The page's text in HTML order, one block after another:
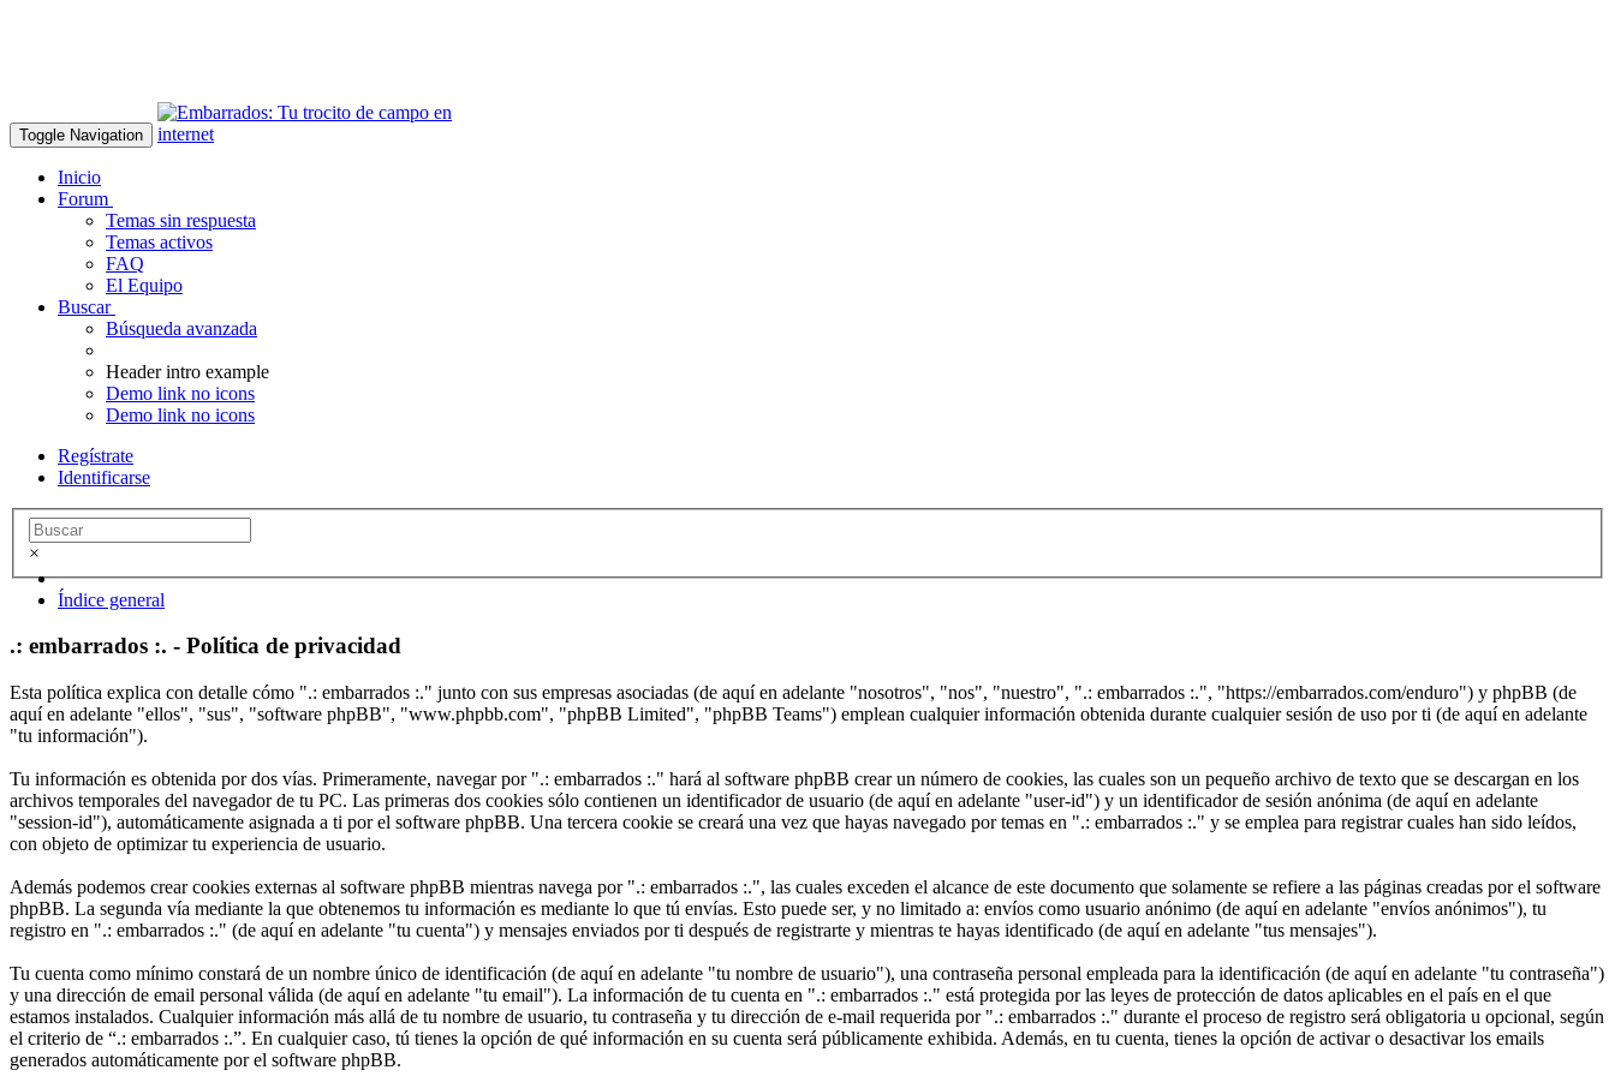
Toggle Navigation
Inicio
Forum
Temas sin respuesta
Temas activos
FAQ
El Equipo
Buscar
Búsqueda avanzada
Header intro example
Demo link no icons
Demo link no icons
Regístrate
Identificarse
×
Índice general
.: embarrados :. - Política de privacidad
Esta política explica con detalle cómo ".: embarrados :." junto con sus empresas asociadas (de aquí en adelante "nosotros", "nos", "nuestro", ".: embarrados :.", "https://embarrados.com/enduro") y phpBB (de
aquí en adelante "ellos", "sus", "software phpBB", "www.phpbb.com", "phpBB Limited", "phpBB Teams") emplean cualquier información obtenida durante cualquier sesión de uso por ti (de aquí en adelante
"tu información").
Tu información es obtenida por dos vías. Primeramente, navegar por ".: embarrados :." hará al software phpBB crear un número de cookies, las cuales son un pequeño archivo de texto que se descargan en los
archivos temporales del navegador de tu PC. Las primeras dos cookies sólo contienen un identificador de usuario (de aquí en adelante "user-id") y un identificador de sesión anónima (de aquí en adelante
"session-id"), automáticamente asignada a ti por el software phpBB. Una tercera cookie se creará una vez que hayas navegado por temas en ".: embarrados :." y se emplea para registrar cuales han sido leídos,
con objeto de optimizar tu experiencia de usuario.
Además podemos crear cookies externas al software phpBB mientras navega por ".: embarrados :.", las cuales exceden el alcance de este documento que solamente se refiere a las páginas creadas por el software
phpBB. La segunda vía mediante la que obtenemos tu información es mediante lo que tú envías. Esto puede ser, y no limitado a: envíos como usuario anónimo (de aquí en adelante "envíos anónimos"), tu
registro en ".: embarrados :." (de aquí en adelante "tu cuenta") y mensajes enviados por ti después de registrarte y mientras te hayas identificado (de aquí en adelante "tus mensajes").
Tu cuenta como mínimo constará de un nombre único de identificación (de aquí en adelante "tu nombre de usuario"), una contraseña personal empleada para la identificación (de aquí en adelante "tu contraseña")
y una dirección de email personal válida (de aquí en adelante "tu email"). La información de tu cuenta en ".: embarrados :." está protegida por las leyes de protección de datos aplicables en el país en el que
estamos instalados. Cualquier información más allá de tu nombre de usuario, tu contraseña y tu dirección de e-mail requerida por ".: embarrados :." durante el proceso de registro será obligatoria u opcional, según
el criterio de “.: embarrados :.”. En cualquier caso, tú tienes la opción de qué información en su cuenta será públicamente exhibida. Además, en tu cuenta, tienes la opción de activar o desactivar los emails
generados automáticamente por el software phpBB.